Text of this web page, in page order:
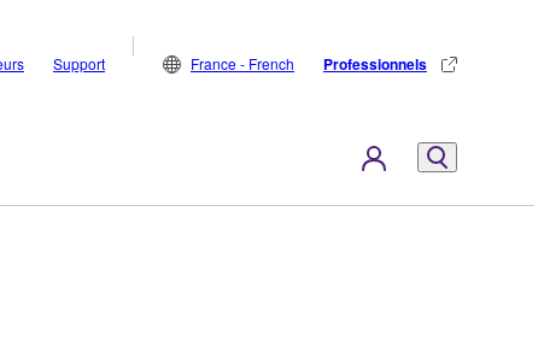
Support France - French Professionnels